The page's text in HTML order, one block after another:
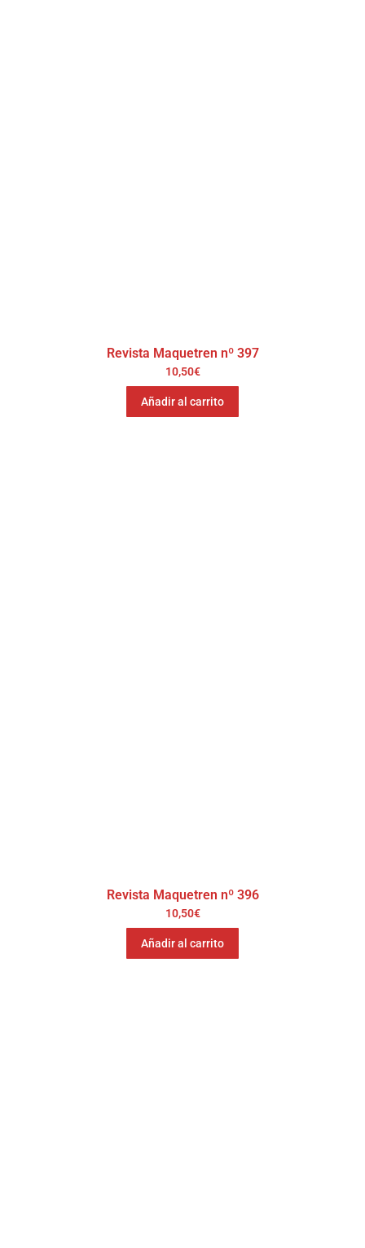
Revista Maquetren nº 397
10,50€
Añadir al carrito
Revista Maquetren nº 396
10,50€
Añadir al carrito